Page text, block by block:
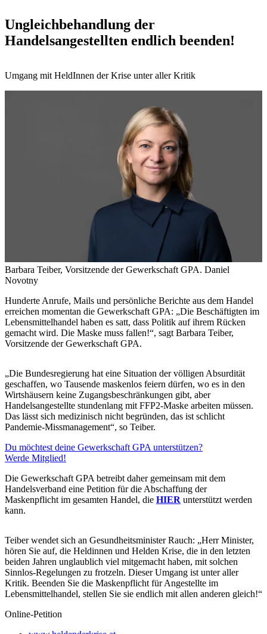
Ungleichbehandlung der
Handelsangestellten endlich beenden!
Umgang mit HeldInnen der Krise unter aller Kritik
Barbara Teiber, Vorsitzende der Gewerkschaft GPA. Daniel
Novotny
Hunderte Anrufe, Mails und persönliche Berichte aus dem Handel
erreichen momentan die Gewerkschaft GPA: „Die Beschäftigten im
Lebensmittelhandel haben es satt, dass Politik auf ihrem Rücken
gemacht wird. Die Maske muss fallen!“, sagt Barbara Teiber,
Vorsitzende der Gewerkschaft GPA.
„Die Bundesregierung hat eine Situation der völligen Absurdität
geschaffen, wo Tausende maskenlos feiern dürfen, wo es in den
Wirtshäusern keine Zugangsbeschränkungen gibt, aber
Handelsangestellte stundenlang mit FFP2-Maske arbeiten müssen.
Das lässt sich medizinisch nicht begründen, das ist schlicht
Pandemie-Missmanagement“, so Teiber.
Du möchtest deine Gewerkschaft GPA unterstützen?
Werde Mitglied!
Die Gewerkschaft GPA betreibt daher gemeinsam mit dem
Handelsverband eine Petition für die Abschaffung der
Maskenpflicht im gesamten Handel, die HIER unterstützt werden
kann.
Teiber wendet sich an Gesundheitsminister Rauch: „Herr Minister,
hören Sie auf, die Heldinnen und Helden Krise, die in den letzten
beiden Jahren unglaublich viel mitgemacht haben, mit solchen
Sinnlos-Regelungen zu frotzeln. Dieser Umgang ist unter aller
Kritik. Beenden Sie die Maskenpflicht für Angestellte im
Lebensmittelhandel, stellen Sie sie endlich mit allen anderen gleich!“
Online-Petition